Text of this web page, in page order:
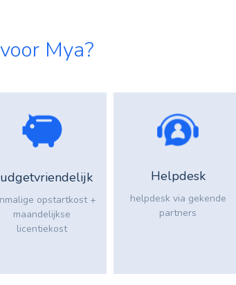
Mya?
opstartkost +
maandelijkse
licentiekost
Helpdesk
helpdesk via gekende
partners